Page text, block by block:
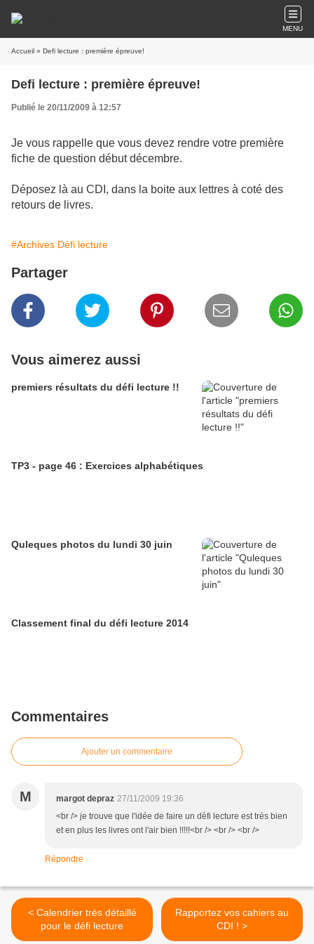
MENU
Accueil » Defi lecture : première épreuve!
Defi lecture : première épreuve!
Publié le 20/11/2009 à 12:57
Je vous rappelle que vous devez rendre votre première
fiche de question début décembre.
Déposez là au CDI, dans la boite aux lettres à coté des
retours de livres.
#Archives Défi lecture
Partager
Vous aimerez aussi
premiers résultats du défi lecture !!
TP3 - page 46 : Exercices alphabétiques
Quleques photos du lundi 30 juin
Classement final du défi lecture 2014
Commentaires
Ajouter un commentaire
M margot depraz 27/11/2009 19:36
<br /> je trouve que l'idée de faire un défi lecture est très bien
et en plus les livres ont l'air bien !!!!!<br /> <br /> <br />
Répondre
< Calendrier très détaillé
pour le défi lecture
Rapportez vos cahiers au
CDI ! >